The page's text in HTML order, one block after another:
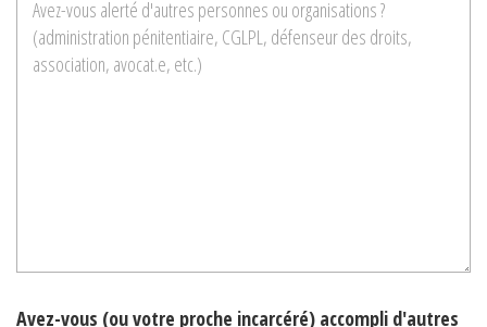
Avez-vous (ou votre proche incarcéré) accompli d'autres